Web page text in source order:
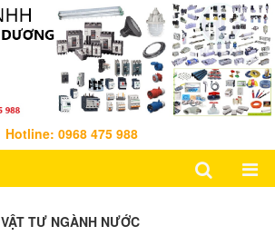
Hotline: 0968 475 988
VẬT TƯ NGÀNH NƯỚC